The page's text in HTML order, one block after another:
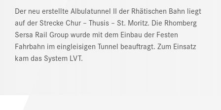
Der neu erstellte Albulatunnel II der Rhätischen Bahn liegt
auf der Strecke Chur – Thusis – St. Moritz. Die Rhomberg
Sersa Rail Group wurde mit dem Einbau der Festen
Fahrbahn im eingleisigen Tunnel beauftragt. Zum Einsatz
kam das System LVT.